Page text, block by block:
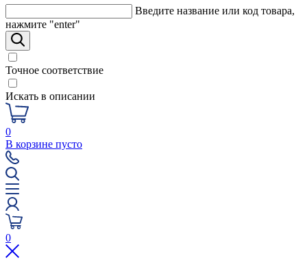
Введите название или код товара,
нажмите "enter"
Точное соответствие
Искать в описании
0
В корзине пусто
0